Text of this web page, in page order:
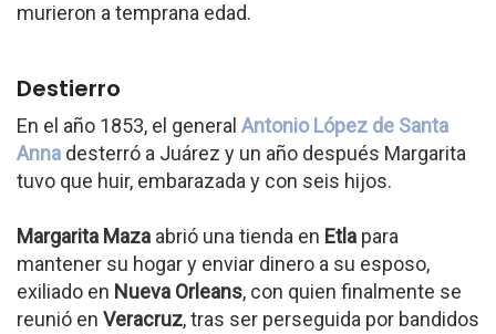
murieron a temprana edad.
Destierro
En el año 1853, el general Antonio López de Santa
Anna desterró a Juárez y un año después Margarita
tuvo que huir, embarazada y con seis hijos.
Margarita Maza abrió una tienda en Etla para
mantener su hogar y enviar dinero a su esposo,
exiliado en Nueva Orleans, con quien finalmente se
reunió en Veracruz, tras ser perseguida por bandidos